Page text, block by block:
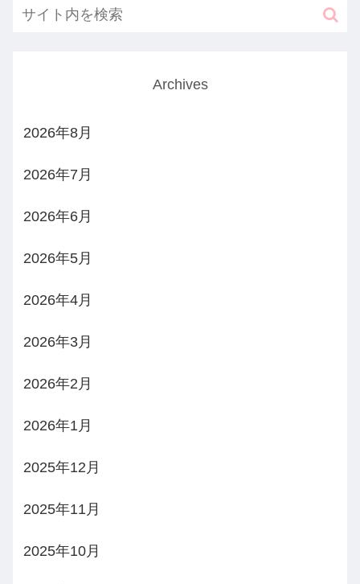
Archives
2026年8月
2026年7月
2026年6月
2026年5月
2026年4月
2026年3月
2026年2月
2026年1月
2025年12月
2025年11月
2025年10月